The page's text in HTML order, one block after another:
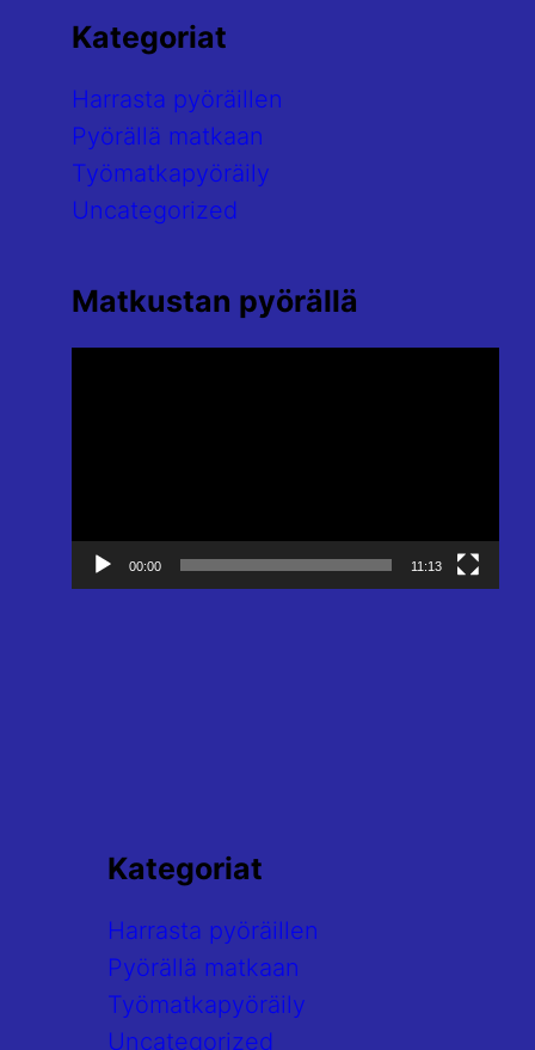
Kategoriat
Harrasta pyöräillen
Pyörällä matkaan
Työmatkapyöräily
Uncategorized
Matkustan pyörällä
00:00 11:13
Kategoriat
Harrasta pyöräillen
Pyörällä matkaan
Työmatkapyöräily
Uncategorized